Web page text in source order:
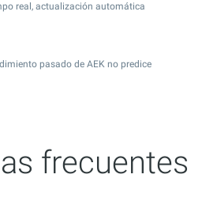
real, actualización automática
pasado de AEK no predice
frecuentes